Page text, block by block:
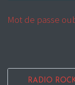
Mot de passe
RADIO